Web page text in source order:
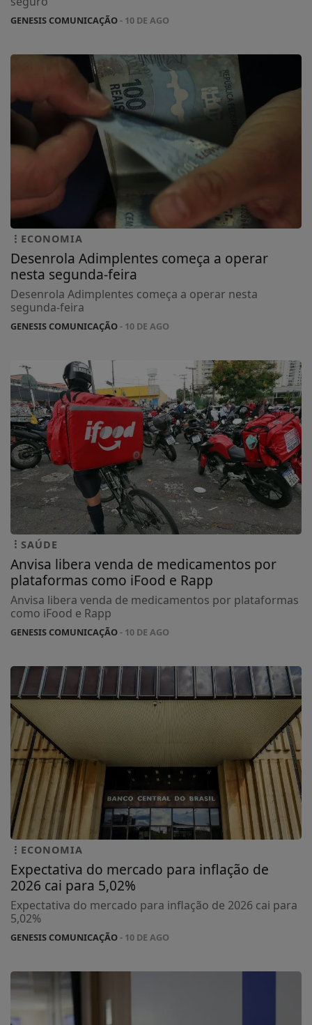
GENESIS COMUNICAÇÃO- 10 DE AGO
ECONOMIA
Desenrola Adimplentes começa a operar
nesta segunda-feira
Desenrola Adimplentes começa a operar nesta
segunda-feira
GENESIS COMUNICAÇÃO- 10 DE AGO
SAÚDE
Anvisa libera venda de medicamentos por
plataformas como iFood e Rapp
Anvisa libera venda de medicamentos por plataformas
como iFood e Rapp
GENESIS COMUNICAÇÃO- 10 DE AGO
ECONOMIA
Expectativa do mercado para inflação de
2026 cai para 5,02%
Expectativa do mercado para inflação de 2026 cai para
5,02%
GENESIS COMUNICAÇÃO- 10 DE AGO